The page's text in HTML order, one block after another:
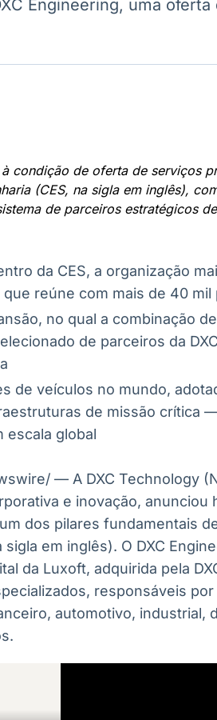
Wallboard
Curadoria
Engineering, uma
condição de oferta de serviços
(CES, na sigla em inglês),
de parceiros estratégicos
da CES, a organização
reúne com mais de 40
no qual a combinação
de parceiros da
de veículos no mundo,
de missão crítica
escala global
— A DXC Technology
e inovação, anunciou
dos pilares fundamentais
em inglês). O DXC
da Luxoft, adquirida pela
responsáveis
automotivo, industrial,